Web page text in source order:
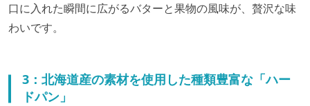
口に入れた瞬間に広がるバターと果物の風味が、贅沢な味
わいです。
3：北海道産の素材を使用した種類豊富な「ハー
ドパン」